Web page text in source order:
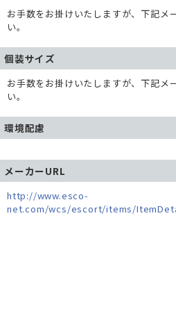
お手数をお掛けいたしますが、下記メ
い。
個装サイズ
お手数をお掛けいたしますが、下記メ
い。
環境配慮
メーカーURL
http://www.esco-
net.com/wcs/escort/items/